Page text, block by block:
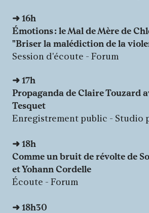
➜ 16h
Émotions : le Mal de Mère de
"Briser la malédiction de la
Session d'écoute - Forum
➜17h
Propaganda de Claire Touzard
Tesquet
Enregistrement public - Studio
➜18h
Comme un bruit de révolte de
et Yohann Cordelle
Écoute - Forum
➜18h30